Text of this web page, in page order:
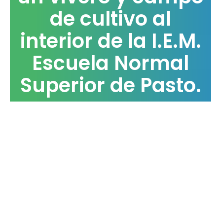
de cultivo al
interior de la I.E.M.
Escuela Normal
Superior de Pasto.